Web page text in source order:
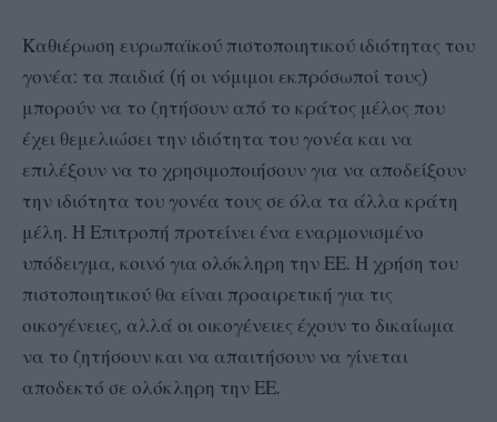
Καθιέρωση ευρωπαϊκού πιστοποιητικού ιδιότητας του
γονέα: τα παιδιά (ή οι νόμιμοι εκπρόσωποί τους)
μπορούν να το ζητήσουν από το κράτος μέλος που
έχει θεμελιώσει την ιδιότητα του γονέα και να
επιλέξουν να το χρησιμοποιήσουν για να αποδείξουν
την ιδιότητα του γονέα τους σε όλα τα άλλα κράτη
μέλη. Η Επιτροπή προτείνει ένα εναρμονισμένο
υπόδειγμα, κοινό για ολόκληρη την ΕΕ. Η χρήση του
πιστοποιητικού θα είναι προαιρετική για τις
οικογένειες, αλλά οι οικογένειες έχουν το δικαίωμα
να το ζητήσουν και να απαιτήσουν να γίνεται
αποδεκτό σε ολόκληρη την ΕΕ.